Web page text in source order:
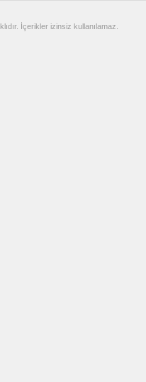
İçerikler izinsiz kullanılamaz.